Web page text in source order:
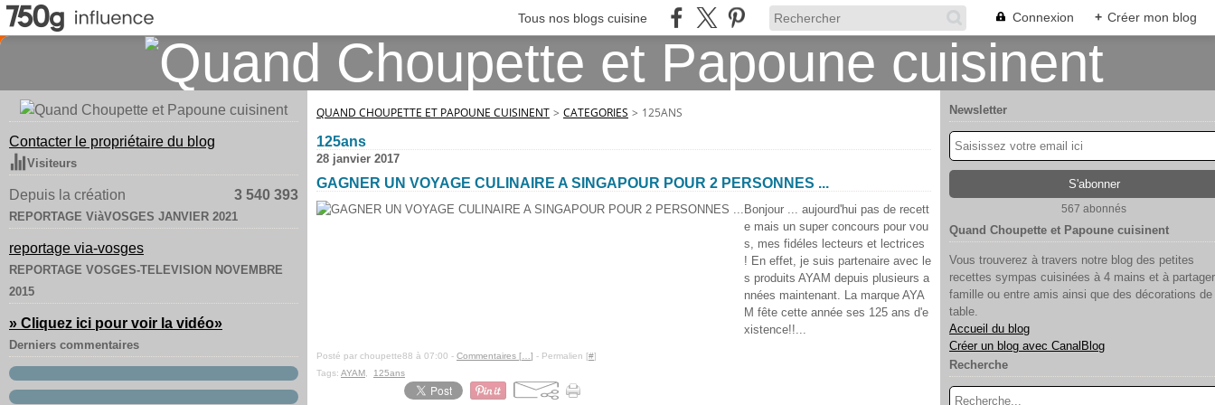
Tous nos blogs cuisine Connexion + Créer mon blog
Contacter le propriétaire du blog
Visiteurs
Depuis la création 3 540 393
REPORTAGE ViàVOSGES JANVIER 2021
reportage via-vosges
REPORTAGE VOSGES-TELEVISION NOVEMBRE
2015
» Cliquez ici pour voir la vidéo»
Derniers commentaires
QUAND CHOUPETTE ET PAPOUNE CUISINENT > CATEGORIES > 125ANS
125ans
28 janvier 2017
GAGNER UN VOYAGE CULINAIRE A SINGAPOUR POUR 2 PERSONNES ...
Bonjour ... aujourd'hui pas de recett
e mais un super concours pour vou
s, mes fidéles lecteurs et lectrices
! En effet, je suis partenaire avec le
s produits AYAM depuis plusieurs a
nnées maintenant. La marque AYA
M fête cette année ses 125 ans d'e
xistence!!...
Posté par choupette88 à 07:00 - Commentaires [ ] - Permalien [#]
Tags: AYAM 125ans
Newsletter
567 abonnés
Quand Choupette et Papoune cuisinent
Vous trouverez à travers notre blog des petites
recettes sympas cuisinées à 4 mains et à
famille ou entre amis ainsi que des décorations de
table.
Accueil du blog
Créer un blog avec CanalBlog
Recherche